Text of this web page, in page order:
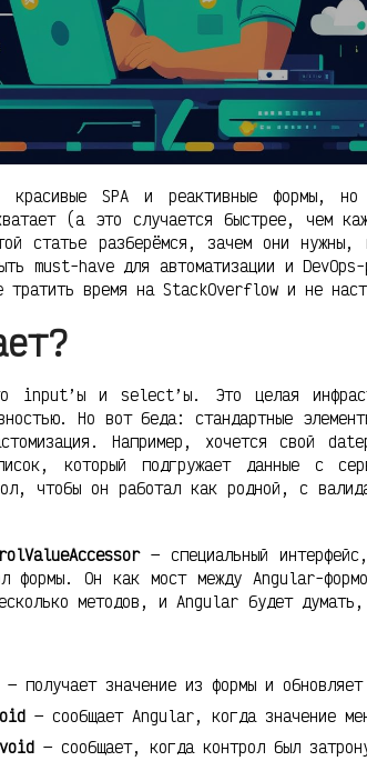
SPA и реактивные формы,
(а это случается быстрее, чем
статье разберёмся, зачем они
must-have для автоматизации и
тратить время на StackOverflow и не
input’ы и select’ы. Это целая
Но вот беда: стандартные
Например, хочется свой
который подгружает данные с
чтобы он работал как родной, с
— специальный
формы. Он как мост между Angular-
методов, и Angular будет
— получает значение из формы и
— сообщает Angular, когда значение
— сообщает, когда контрол был